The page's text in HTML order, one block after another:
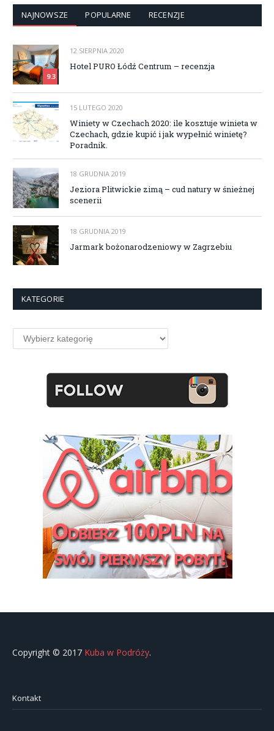
NAJNOWSZE POPULARNE RECENZJE
9.3
12 SIERPNIA 2020
Hotel PURO Łódź Centrum – recenzja
15 LUTEGO 2020
Winiety w Czechach 2020: ile kosztuje winieta w
Czechach, gdzie kupić i jak wypełnić winietę?
Poradnik.
18 GRUDNIA 2019
Jeziora Plitwickie zimą – cud natury w śnieżnej
scenerii
18 GRUDNIA 2019
Jarmark bożonarodzeniowy w Zagrzebiu
KATEGORIE
Kategorie
Copyright © 2017 Kuba w Podróży.
Kontakt